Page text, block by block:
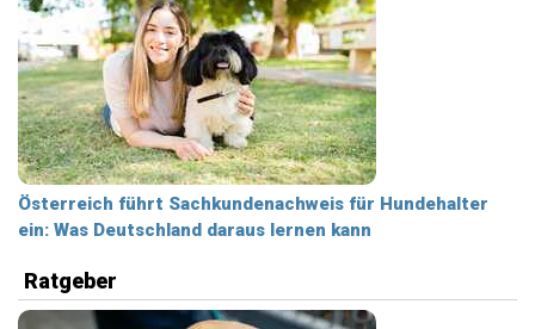
Österreich führt Sachkundenachweis für Hundehalter
ein: Was Deutschland daraus lernen kann
Ratgeber